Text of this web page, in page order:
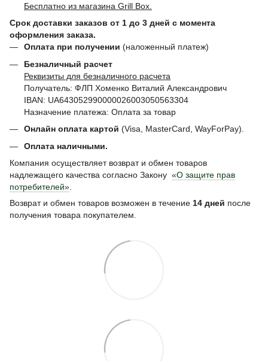
Бесплатно из магазина Grill Box.
Срок доставки заказов от 1 до 3 дней с момента
оформления заказа.
Оплата при получении (наложенный платеж)
Безналичный расчет
Реквизиты для безналичного расчета
Получатель: ФЛП Хоменко Виталий Александрович
IBAN: UA643052990000026003050563304
Назначение платежа: Оплата за товар
Онлайн оплата картой (Visa, MasterCard, WayForPay).
Оплата наличными.
Компания осуществляет возврат и обмен товаров
надлежащего качества согласно Закону «О защите прав
потребителей»
Возврат и обмен товаров возможен в течение 14 дней после
получения товара покупателем.